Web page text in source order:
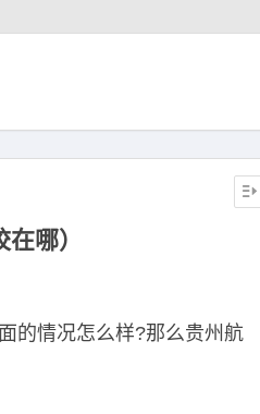
哪）
的情况怎么样?那么贵州航